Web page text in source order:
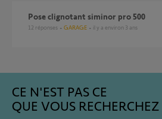
pose clignotant siminor pro 500
12 réponses GARAGE il y a environ 3 ans
CE N'EST PAS CE
QUE VOUS RECHERCHEZ